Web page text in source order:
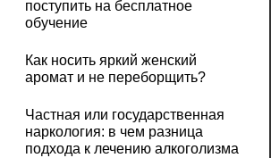
поступить на бесплатное
обучение
Как носить яркий женский
аромат и не переборщить?
Частная или государственная
наркология: в чем разница
подхода к лечению алкоголизма